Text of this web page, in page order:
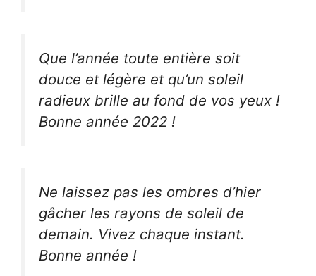
Que l’année toute entière soit
douce et légère et qu’un soleil
radieux brille au fond de vos yeux !
Bonne année 2022 !
Ne laissez pas les ombres d’hier
gâcher les rayons de soleil de
demain. Vivez chaque instant.
Bonne année !